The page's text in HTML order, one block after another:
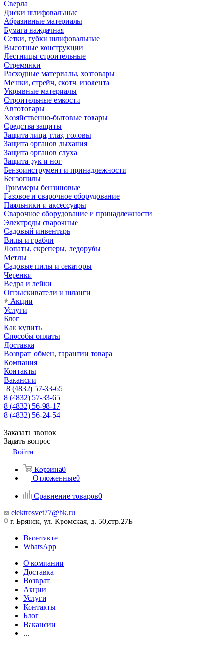
Сверла
Диски шлифовальные
Абразивные материалы
Бумага наждачная
Сетки, губки шлифовальные
Высотные конструкции
Лестницы строительные
Стремянки
Расходные материалы, хозтовары
Мешки, стрейч, скотч, изолента
Укрывные материалы
Строительные емкости
Автотовары
Хозяйственно-бытовые товары
Средства защиты
Защита лица, глаз, головы
Защита органов дыхания
Защита органов слуха
Защита рук и ног
Бензоинструмент и принадлежности
Бензопилы
Триммеры бензиновые
Газовое и сварочное оборудование
Паяльники и аксессуары
Сварочное оборудование и принадлежности
Электроды сварочные
Садовый инвентарь
Вилы и грабли
Лопаты, скреперы, ледорубы
Метлы
Садовые пилы и секаторы
Черенки
Ведра и лейки
Опрыскиватели и шланги
Акции
Услуги
Блог
Как купить
Способы оплаты
Доставка
Возврат, обмен, гарантии товара
Компания
Контакты
Вакансии
8 (4832) 57-33-65
8 (4832) 57-33-65
8 (4832) 56-98-17
8 (4832) 56-24-54
Заказать звонок
Задать вопрос
Войти
Корзина0
Отложенные0
Сравнение товаров0
elektrosvet77@bk.ru
г. Брянск, ул. Кромская, д. 50,стр.27Б
Вконтакте
WhatsApp
О компании
Доставка
Возврат
Акции
Услуги
Контакты
Блог
Вакансии
...